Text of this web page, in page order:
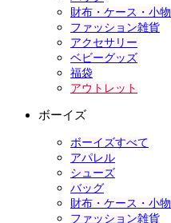
財布・ケース・小物
ファッション雑貨
アクセサリー
ベビーグッズ
福袋
アウトレット
ボーイズ
ボーイズすべて
アパレル
シューズ
バッグ
財布・ケース・小物
ファッション雑貨